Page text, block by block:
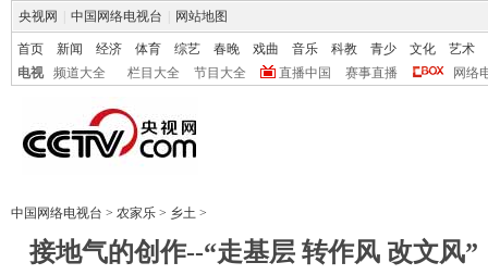
央视网 中国网络电视台 网站地图
首页 新闻 经济 体育 综艺 春晚 戏曲 音乐 科教 青少 文化
艺术
电视
频道大全 栏目大全 节目大全 直播中国 赛事直播 网络
中国网络电视台 > 农家乐 > 乡土 >
接地气的创作--“走基层 转作风 改文风